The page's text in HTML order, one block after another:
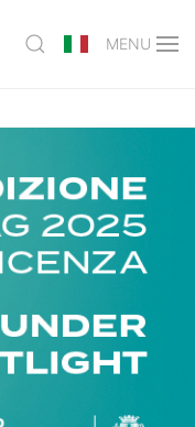
MENU